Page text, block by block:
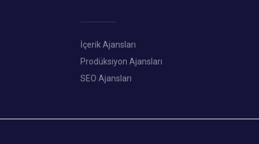
İçerik Ajansları
Prodüksiyon Ajansları
SEO Ajansları